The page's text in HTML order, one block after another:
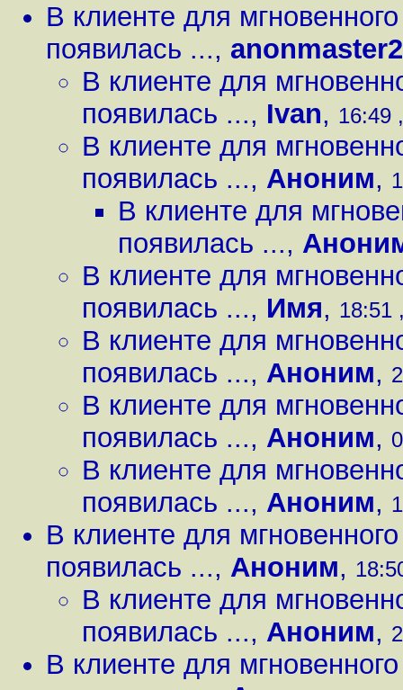
В клиенте для
появилась ..., anonmaster2
В клиенте для
появилась ..., Ivan, 16:49
В клиенте для
появилась ..., Аноним,
В клиенте для
появилась ...,
В клиенте для
появилась ..., Имя, 18:51
В клиенте для
появилась ..., Аноним,
В клиенте для
появилась ..., Аноним,
В клиенте для
появилась ..., Аноним,
В клиенте для
появилась ..., Аноним,
В клиенте для
появилась ..., Аноним,
В клиенте для